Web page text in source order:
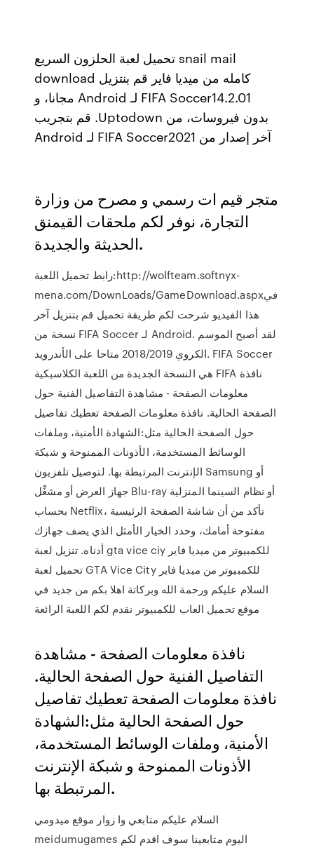
تحميل لعبة الحلزون السريع snail mail
download كامله من ميديا فاير ‫قم بنتزيل
FIFA Soccer14.2.01 لـ Android مجانا، و
بدون فيروسات، من Uptodown. قم بتجريب
آخر إصدار من FIFA Soccer2021 لـ Android
متجر قيم ات رسمي و مصرح من وزارة
التجارة، نوفر لكم ملحقات القيمنق
الحديثة والجديدة.
رابط تحميل اللعبة:http://wolfteam.softnyx-
mena.com/DownLoads/GameDownload.aspxفي
هذا الفيديو شرحت لكم طريقة تحميل قم بتنزيل آخر
نسخة من FIFA Soccer لـ Android. لقد أصبح الموسم
الكروي 2018/2019 متاحا على الأندرويد. FIFA Soccer
هي النسخة الجديدة من اللعبة الكلاسيكية FIFA نافذة
معلومات الصفحة - مشاهدة التفاصيل الفنية حول
الصفحة الحالية. نافذة معلومات الصفحة تعطيك تفاصيل
حول الصفحة الحالية مثل:الشهادة الأمنية، وملفات
الوسائط المستخدمة، الأذونات الممنوحة و شبكة
الإنترنت المرتبطة بها. لتوصيل تلفزيون Samsung أو
جهاز العرض أو مشغِّل Blu-ray أو نظام السينما المنزلية
بحساب Netflix، تأكد من أن شاشة الصفحة الرئيسية
مفتوحة أمامك، وحدد الخيار الأمثل الذي يصف جهازك
أدناه. تنزيل لعبة gta vice ciy للكمبيوتر من ميديا فاير
تحميل لعبة GTA Vice City للكمبيوتر من ميديا فاير
السلام عليكم ورحمة الله وبركاتة اهلا بكم من جديد في
موقع تحميل العاب للكمبيوتر نقدم لكم اللعبة الرائعة
نافذة معلومات الصفحة - مشاهدة
التفاصيل الفنية حول الصفحة الحالية.
نافذة معلومات الصفحة تعطيك تفاصيل
حول الصفحة الحالية مثل:الشهادة
الأمنية، وملفات الوسائط المستخدمة،
الأذونات الممنوحة و شبكة الإنترنت
المرتبطة بها.
السلام عليكم متابعي وا زوار موقع ميدومي
meidumugames اليوم متابعينا سوف اقدم لكم